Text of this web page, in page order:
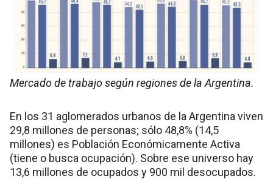
Mercado de trabajo según regiones de la Argentina.
En los 31 aglomerados urbanos de la Argentina viven
29,8 millones de personas; sólo 48,8% (14,5
millones) es Población Económicamente Activa
(tiene o busca ocupación). Sobre ese universo hay
13,6 millones de ocupados y 900 mil desocupados.